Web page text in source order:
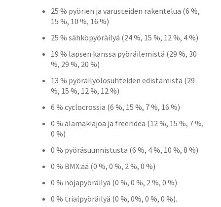
25 % pyörien ja varusteiden rakentelua (6 %,
15 %, 10 %, 16 %)
25 % sähköpyöräilyä (24 %, 15 %, 12 %, 4 %)
19 % lapsen kanssa pyöräilemistä (29 %, 30
%, 29 %, 20 %)
13 % pyöräilyolosuhteiden edistämistä (29
%, 15 %, 12 %, 12 %)
6 % cyclocrossia (6 %, 15 %, 7 %, 16 %)
0 % alamäkiajoa ja freeridea (12 %, 15 %, 7 %,
0 %)
0 % pyöräsuunnistusta (6 %, 4 %, 10 %, 8 %)
0 % BMX:ää (0 %, 0 %, 2 %, 0 %)
0 % nojapyöräilyä (0 %, 0 %, 2 %, 0 %)
0 % trialpyöräilyä (0 %, 0%, 0 %, 0 %).